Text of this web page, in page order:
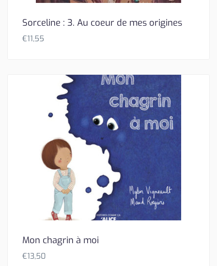
Sorceline : 3. Au coeur de mes origines
€11,55
Mon chagrin à moi
€13,50